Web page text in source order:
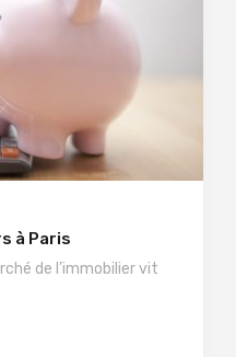
à Paris
de l’immobilier vit